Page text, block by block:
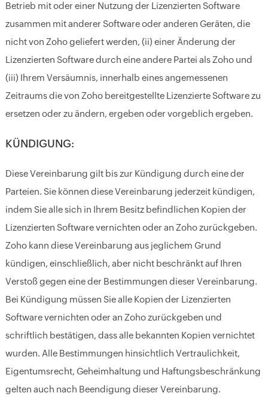
Betrieb mit oder einer Nutzung der Lizenzierten Software
zusammen mit anderer Software oder anderen Geräten, die
nicht von Zoho geliefert werden, (ii) einer Änderung der
Lizenzierten Software durch eine andere Partei als Zoho und
(iii) Ihrem Versäumnis, innerhalb eines angemessenen
Zeitraums die von Zoho bereitgestellte Lizenzierte Software zu
ersetzen oder zu ändern, ergeben oder vorgeblich ergeben.
KÜNDIGUNG:
Diese Vereinbarung gilt bis zur Kündigung durch eine der
Parteien. Sie können diese Vereinbarung jederzeit kündigen,
indem Sie alle sich in Ihrem Besitz befindlichen Kopien der
Lizenzierten Software vernichten oder an Zoho zurückgeben.
Zoho kann diese Vereinbarung aus jeglichem Grund
kündigen, einschließlich, aber nicht beschränkt auf Ihren
Verstoß gegen eine der Bestimmungen dieser Vereinbarung.
Bei Kündigung müssen Sie alle Kopien der Lizenzierten
Software vernichten oder an Zoho zurückgeben und
schriftlich bestätigen, dass alle bekannten Kopien vernichtet
wurden. Alle Bestimmungen hinsichtlich Vertraulichkeit,
Eigentumsrecht, Geheimhaltung und Haftungsbeschränkung
gelten auch nach Beendigung dieser Vereinbarung.